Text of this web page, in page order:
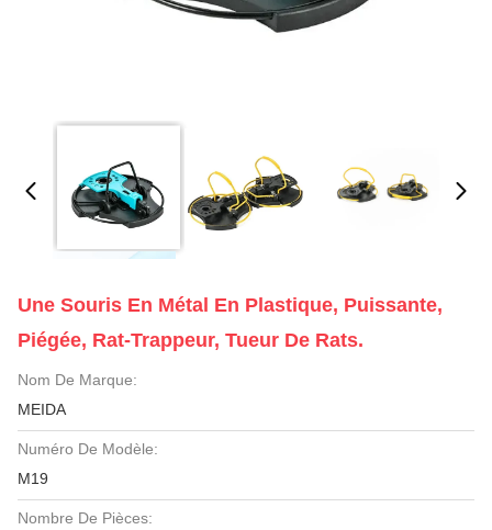
Une Souris En Métal En Plastique, Puissante,
Piégée, Rat-Trappeur, Tueur De Rats.
Nom De Marque:
MEIDA
Numéro De Modèle:
M19
Nombre De Pièces: